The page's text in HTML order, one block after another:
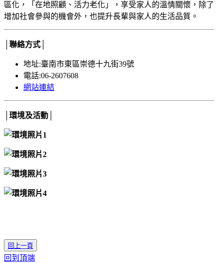
區化，「在地照顧、活力老化」，享受家人的溫情關懷，除了
增加社會參與的機會外，也提升長輩與家人的生活品質。
│聯絡方式│
地址:臺南市東區崇德十九街39號
電話:06-2607608
網站連結
│環境及活動│
回上一頁
回到頂端